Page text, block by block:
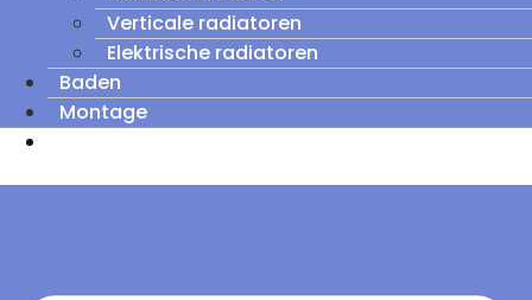
Verticale radiatoren
Elektrische radiatoren
Baden
Montage